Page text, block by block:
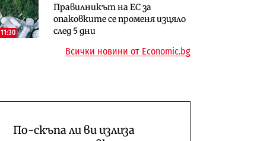
11:30
Правилникът на ЕС за
опаковките се променя изцяло
след 5 дни
Публични финанси
Общините вече зависят от
бюджетите си
Отрасли
Жилищата в България
поскъпват при намаляващо
Всички новини от Economic.bg
По-скъпа ли ви излиза